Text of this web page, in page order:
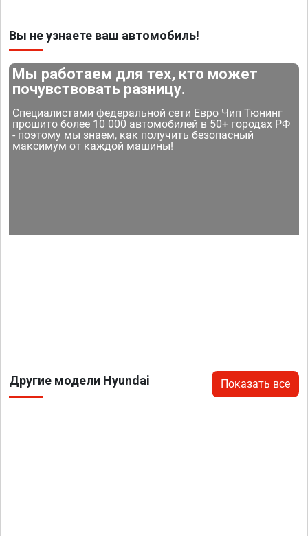
Вы не узнаете ваш автомобиль!
Мы работаем для тех, кто может
почувствовать разницу.
Специалистами федеральной сети Евро Чип Тюнинг
прошито более 10 000 автомобилей в 50+ городах РФ
- поэтому мы знаем, как получить безопасный
максимум от каждой машины!
Другие модели Hyundai Показать все